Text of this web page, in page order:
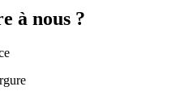
à nous ?